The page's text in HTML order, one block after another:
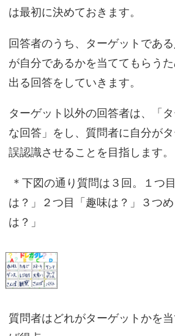
は最初に決めておきます。
回答者のうち、ターゲットであ
が自分であるかを当ててもらう
出る回答をしていきます。
ターゲット以外の回答者は、「
な回答」をし、質問者に自分が
誤認識させることを目指します。
＊下図の通り質問は３回。１つ
は？」２つ目「趣味は？」３つ
は？」
質問者はどれがターゲットかを